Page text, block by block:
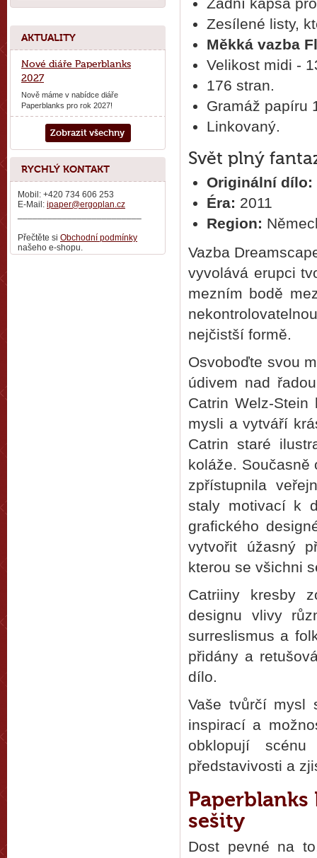
Zadní kapsa
Zesílené listy,
Měkká vazba
Velikost midi -
176 stran.
Gramáž papíru
Linkovaný.
Svět plný
Originální dílo:
Éra: 2011
Region:
Vazba
vyvolává erupci
mezním bodě
nejčistší formě.
Osvoboďte svou
údivem nad
Catrin Welz-
mysli a vytváří
Catrin staré
koláže.
zpřístupnila
staly motivací k
grafického
vytvořit úžasný
kterou se všichni
Catriiny kresby
designu vlivy
surreslismus a
přidány a
dílo.
Vaše tvůrčí mysl
inspirací a
obklopují
představivosti a
sešity
Dost pevné na
AKTUALITY
Nové diáře Paperblanks
2027
Nově máme v nabídce diáře
Paperblanks pro rok 2027!
Zobrazit všechny
RYCHLÝ KONTAKT
Mobil: +420 734 606 253
E-Mail: ipaper@ergoplan.cz
Přečtěte si Obchodní podmínky
našeho e-shopu.